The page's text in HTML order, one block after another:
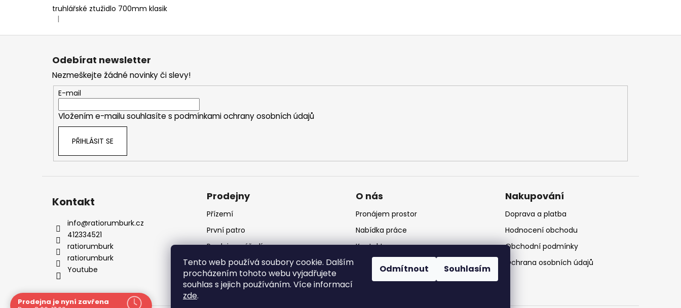
Tento web používá soubory cookie. Dalším
procházením tohoto webu vyjadřujete
souhlas s jejich používáním. Více informací
zde.
Odmítnout Souhlasím
truhlářské ztužidlo 700mm klasik
Hodnocení produktu je 5 z 5 hvězdiček.
|
Z
Odebírat newsletter
Nezmeškejte žádné novinky či slevy!
E-mail
Vložením e-mailu souhlasíte s podmínkami ochrany osobních údajů
PŘIHLÁSIT SE
Kontakt
info@ratiorumburk.cz
412334521
ratiorumburk
ratiorumburk
Youtube
Prodejny
Přízemí
První patro
Prodejna nářadí
Prodejna krmiv
O nás
Pronájem prostor
Nabídka práce
Kontakt
Nakupování
Doprava a platba
Hodnocení obchodu
Obchodní podmínky
Ochrana osobních údajů
Prodejna je nyní zavřena